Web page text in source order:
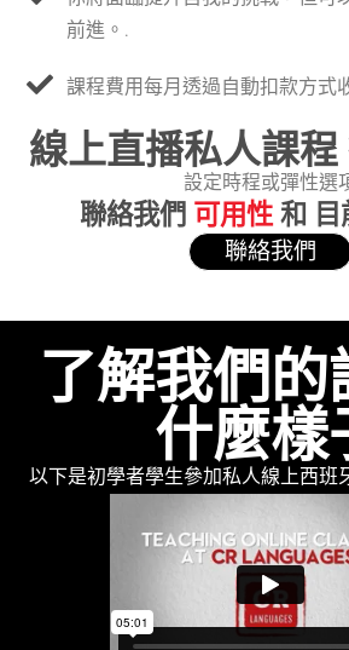
前進。.
課程費用每月透過自動扣款方式
線上直播私人課程
設定時程或彈性選
聯絡我們 可用性和 目
聯絡我們
了解我們的
什麼樣
以下是初學者學生參加私人線上西班